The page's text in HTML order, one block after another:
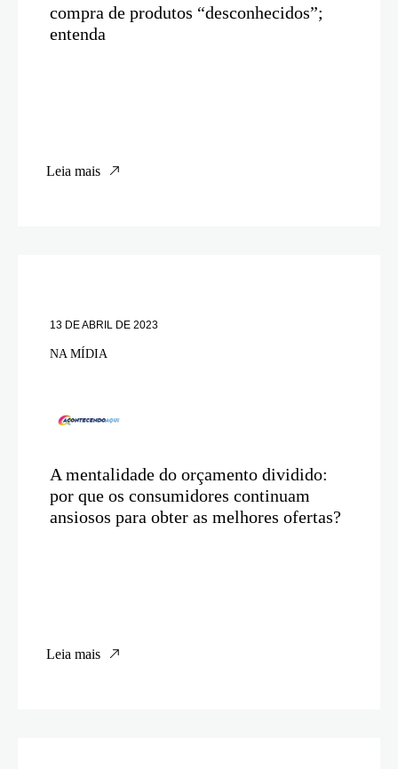
compra de produtos “desconhecidos”;
entenda
Leia mais
13 DE ABRIL DE 2023
NA MÍDIA
A mentalidade do orçamento dividido:
por que os consumidores continuam
ansiosos para obter as melhores ofertas?
Leia mais